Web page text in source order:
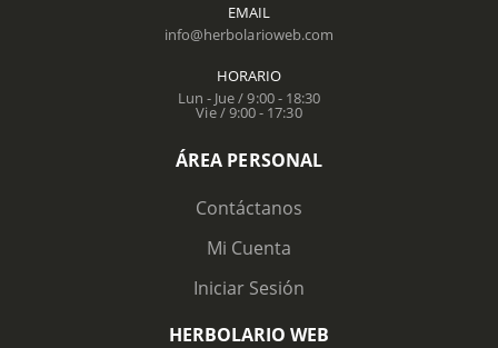
EMAIL
info@herbolarioweb.com
HORARIO
Lun - Jue / 9:00 - 18:30
Vie / 9:00 - 17:30
ÁREA PERSONAL
Contáctanos
Mi Cuenta
Iniciar Sesión
HERBOLARIO WEB